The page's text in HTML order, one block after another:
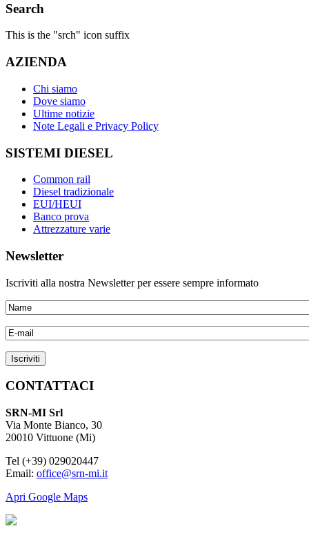
Search
This is the "srch" icon suffix
AZIENDA
Chi siamo
Dove siamo
Ultime notizie
Note Legali e Privacy Policy
SISTEMI DIESEL
Common rail
Diesel tradizionale
EUI/HEUI
Banco prova
Attrezzature varie
Newsletter
Iscriviti alla nostra Newsletter per essere sempre informato
CONTATTACI
SRN-MI Srl
Via Monte Bianco, 30
20010 Vittuone (Mi)
Tel (+39) 029020447
Email: office@srn-mi.it
Apri Google Maps